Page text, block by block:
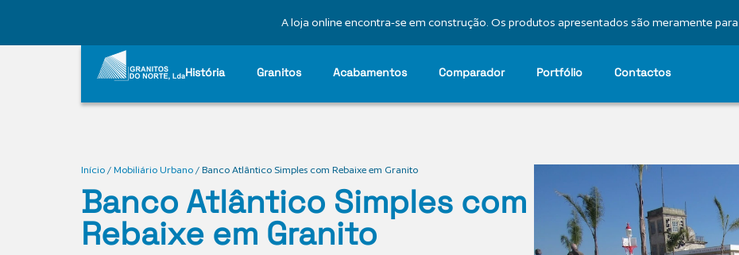
A loja online encontra-se em construção. Os produtos apresentados são meramente para
História Granitos Acabamentos Comparador Portfólio Contactos
Início / Mobiliário Urbano / Banco Atlântico Simples com Rebaixe em Granito
Banco Atlântico Simples com
Rebaixe em Granito